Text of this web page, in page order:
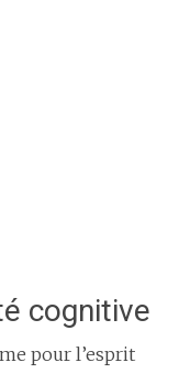
cognitive
pour l’esprit